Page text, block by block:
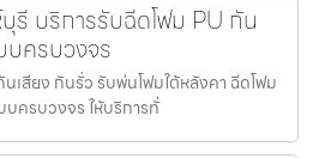
รี บริการรับฉีดโฟม PU กัน
บครบวงจร
เสียง กันรั่ว รับพ่นโฟมใต้หลังคา ฉีดโฟม
ครบวงจร ให้บริการทั่